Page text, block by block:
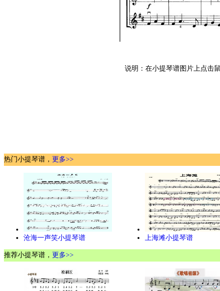
说明：在小提琴谱图片上点击
热门小提琴谱， 更多>>
沧海一声笑小提琴谱 上海滩小提琴谱
推荐小提琴谱， 更多>>